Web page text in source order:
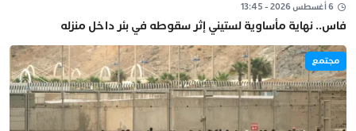
6 أغسطس 2026 - 13:45
فاس.. نهاية مأساوية لستيني إثر سقوطه في بئر داخل منزله
مجتمع